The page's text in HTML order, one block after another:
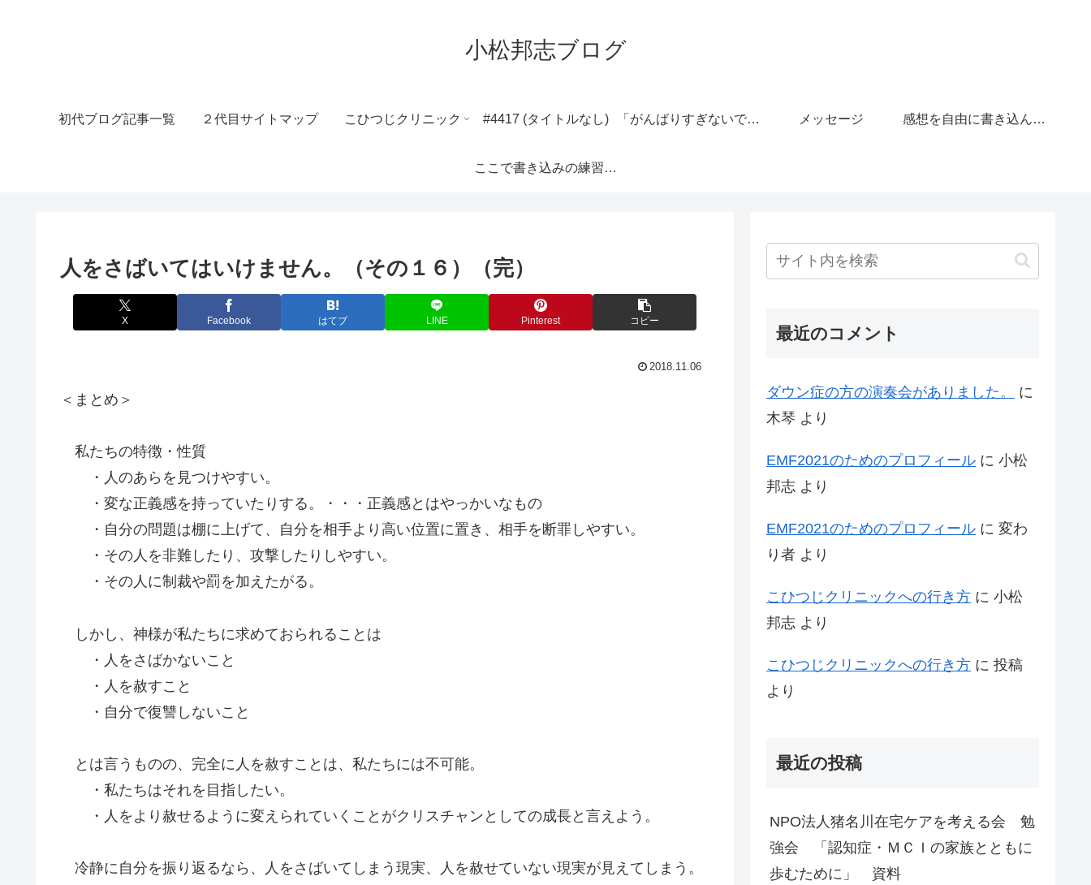
小松邦志ブログ
初代ブログ記事一覧 ２代目サイトマップ こひつじクリニック #4417 (タイトルなし) 「がんばりすぎないで」の広場 メッセージ 感想を自由に書き込んで下さい。
ここで書き込みの練習ができます。
人をさばいてはいけません。（その１６）（完）
X Facebook はてブ LINE Pinterest コピー
2018.11.06
＜まとめ＞
私たちの特徴・性質
・人のあらを見つけやすい。
・変な正義感を持っていたりする。・・・正義感とはやっかいなもの
・自分の問題は棚に上げて、自分を相手より高い位置に置き、相手を断罪しやすい。
・その人を非難したり、攻撃したりしやすい。
・その人に制裁や罰を加えたがる。
しかし、神様が私たちに求めておられることは
・人をさばかないこと
・人を赦すこと
・自分で復讐しないこと
とは言うものの、完全に人を赦すことは、私たちには不可能。
・私たちはそれを目指したい。
・人をより赦せるように変えられていくことがクリスチャンとしての成長と言えよう。
冷静に自分を振り返るなら、人をさばいてしまう現実、人を赦せていない現実が見えてしまう。
最近のコメント
ダウン症の方の演奏会がありました。
に
木琴 より
EMF2021のためのプロフィール に 小松
邦志 より
EMF2021のためのプロフィール に 変わ
り者 より
こひつじクリニックへの行き方 に 小松
邦志 より
こひつじクリニックへの行き方 に 投稿
より
最近の投稿
NPO法人猪名川在宅ケアを考える会 勉
強会 「認知症・ＭＣＩの家族とともに
歩むために」 資料